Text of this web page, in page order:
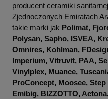
producent ceramiki
Zjednoczonych Emiratach
takie marki jak Polimat,
Polysan, Sapho, ISVEA,
Omnires, Kohlman,
Imperium, Vitruvit, PAA,
Vinylplex, Muance,
ProConcept, Moosee,
Emibig, BIZZOTTO,